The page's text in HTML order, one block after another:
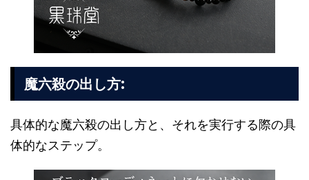
魔六殺の出し方:
具体的な魔六殺の出し方と、それを実行する際の具
体的なステップ。